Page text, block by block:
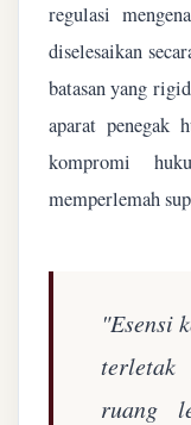
regulasi
diselesaikan
batasan yang
aparat penegak
kompromi
memperlemah
"Esensi
terletak
ruang